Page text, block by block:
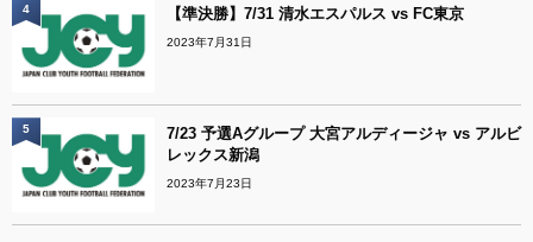
【準決勝】7/31 清水エスパルス vs FC東京
2023年7月31日
4
7/23 予選Aグループ 大宮アルディージャ vs アルビ
レックス新潟
2023年7月23日
5